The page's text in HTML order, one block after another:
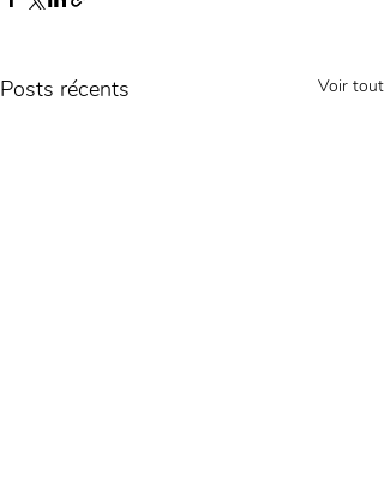
Posts récents Voir tout